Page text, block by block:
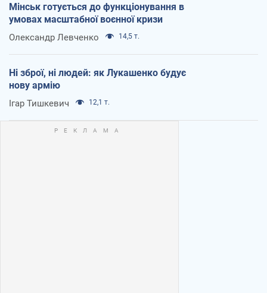
Мінськ готується до функціонування в
умовах масштабної воєнної кризи
Олександр Левченко 14,5 т.
Ні зброї, ні людей: як Лукашенко будує
нову армію
Ігар Тишкевич 12,1 т.